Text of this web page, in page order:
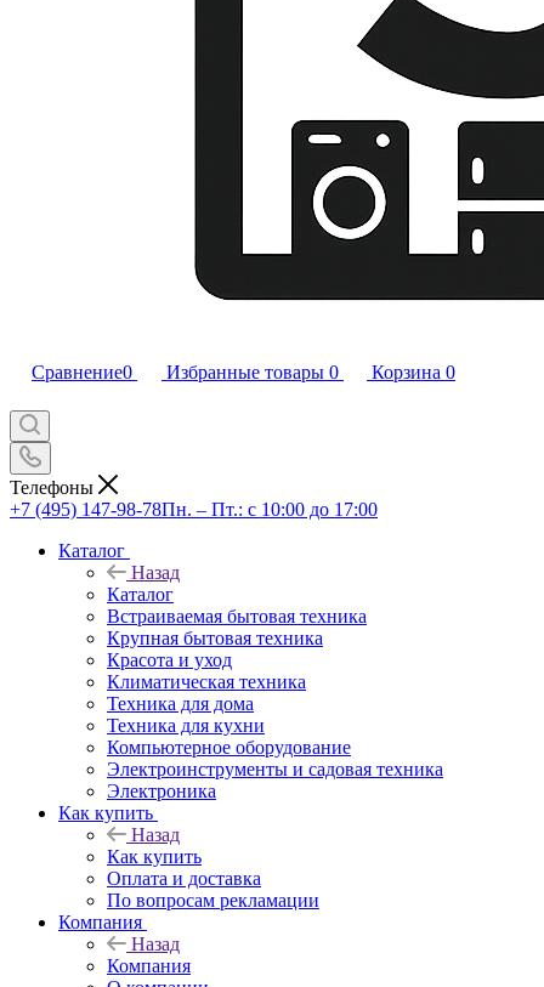
Сравнение0 Избранные товары 0 Корзина 0
Телефоны
+7 (495) 147-98-78Пн. – Пт.: с 10:00 до 17:00
Каталог
Назад
Каталог
Встраиваемая бытовая техника
Крупная бытовая техника
Красота и уход
Климатическая техника
Техника для дома
Техника для кухни
Компьютерное оборудование
Электроинструменты и садовая техника
Электроника
Как купить
Назад
Как купить
Оплата и доставка
По вопросам рекламации
Компания
Назад
Компания